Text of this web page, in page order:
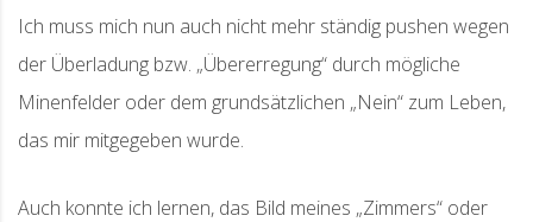
Ich muss mich nun auch nicht mehr ständig pushen wegen
der Überladung bzw. „Übererregung“ durch mögliche
Minenfelder oder dem grundsätzlichen „Nein“ zum Leben,
das mir mitgegeben wurde.
Auch konnte ich lernen, das Bild meines „Zimmers“ oder